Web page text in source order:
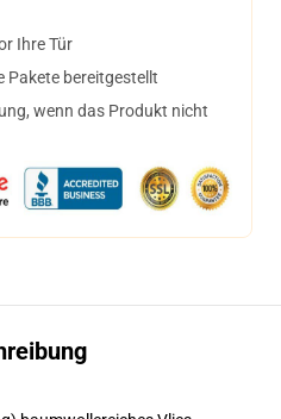
Ihre Tür
Pakete bereitgestellt
wenn das Produkt nicht